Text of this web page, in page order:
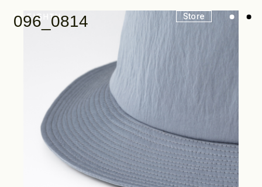
Store
Look
Construction
096_0814